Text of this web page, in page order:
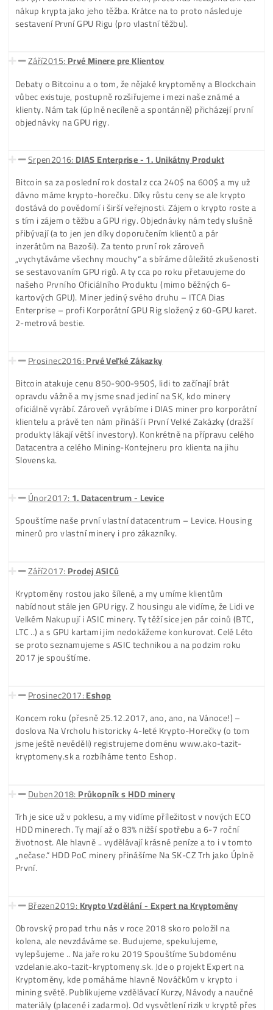
Adrian Dylik
dodanie do 10 dní. Mašinky makajú bez
problémov.
Slavomír Choma
Komunikacia, dorucenie, vsetko na 100%. Platba
uhradena vopred. Ziadny problem. Mozem len
Časová osa Firmy
Květen2015:1. nákup BTC a 1. sestavený GPU rig
Celé to začíná přesně v Poslední Květnový Týden 2015,
237$). Podnikáme s IT hardwérem, proto nás nezajímá
nákup krypta jako jeho těžba. Krátce na to proto následuje
sestavení První GPU Rigu (pro vlastní těžbu).
Září2015:Prvé Minere pre Klientov
Debaty o Bitcoinu a o tom, že nějaké kryptoměny a
vůbec existuje, postupně rozšiřujeme i mezi naše známé a
objednávky na GPU rigy.
Srpen2016:DIAS Enterprise - 1. Unikátny Produkt
Bitcoin sa za poslední rok dostal z cca 240$ na 600$ a my
dávno máme krypto-horečku. Díky růstu ceny se ale
dostává do povědomí i širší veřejnosti. Zájem o krypto
s tím i zájem o těžbu a GPU rigy. Objednávky nám tedy
přibývají (a to jen jen díky doporučením klientů a pár
inzerátům na Bazoši). Za tento první rok zároveň
„vychytáváme všechny mouchy“ a sbíráme důležité
se sestavovaním GPU rigů. A ty cca po roku přetavujeme
kartových GPU). Miner jediný svého druhu – ITCA Dias
2-metrová bestie.
Prosinec2016:Prvé Veľké Zákazky
Bitcoin atakuje cenu 850-900-950$, lidi to začínají brát
opravdu vážně a my jsme snad jediní na SK, kdo minery
oficiálně vyrábí. Zároveň vyrábíme i DIAS miner pro
klientelu a právě ten nám přináší i První Velké Zakázky
produkty lákají větší investory). Konkrétně na přípravu
Datacentra a celého Mining-Kontejneru pro klienta na jihu
Slovenska.
Spouštíme naše první vlastní datacentrum – Levice.
minerů pro vlastní minery i pro zákazníky.
Září2017:Prodej ASICů